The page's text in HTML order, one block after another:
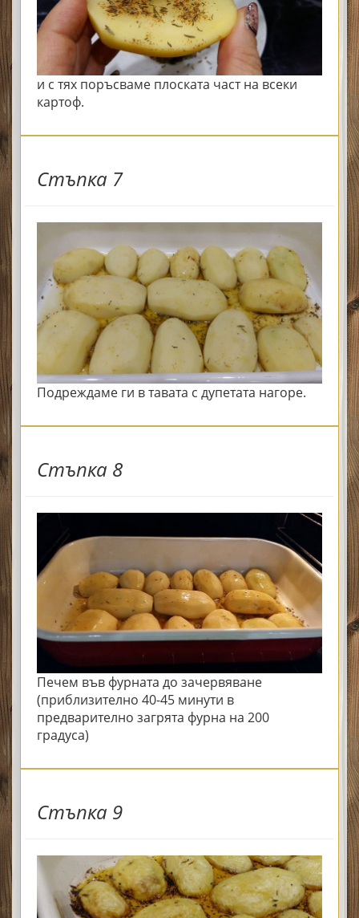
и с тях поръсваме плоската част на всеки
картоф.
Стъпка 7
Подреждаме ги в тавата с дупетата нагоре.
Стъпка 8
Печем във фурната до зачервяване
(приблизително 40-45 минути в
предварително загрята фурна на 200
градуса)
Стъпка 9